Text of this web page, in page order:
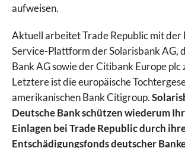
aufweisen.
Aktuell arbeitet Trade Republic mit der
Service-Plattform der Solarisbank AG,
Bank AG sowie der Citibank Europe plc
Letztere ist die europäische
amerikanischen Bank Citigroup.
Deutsche Bank schützen wiederum
Einlagen bei Trade Republic durch ihre
Entschädigungsfonds deutscher